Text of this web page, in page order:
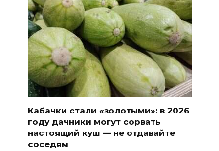
Кабачки стали «золотыми»: в 2026
году дачники могут сорвать
настоящий куш — не отдавайте
соседям